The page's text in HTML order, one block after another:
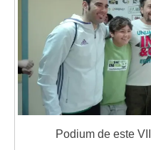
Podium de este